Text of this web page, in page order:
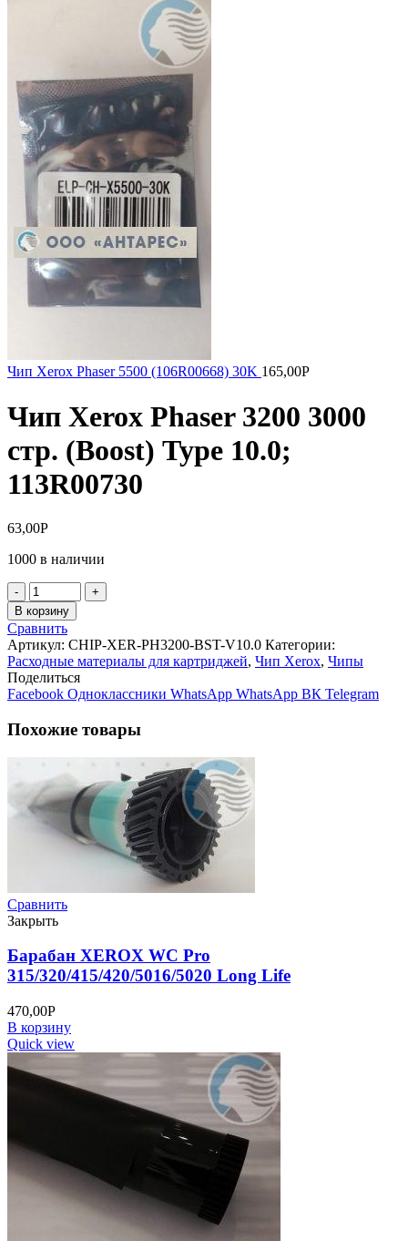
Чип Xerox Phaser 5500 (106R00668) 30K 165,00Р
Чип Xerox Phaser 3200 3000
стр. (Boost) Type 10.0;
113R00730
63,00Р
1000 в наличии
Количество
товара
Чип
Xerox
Phaser
3200
3000
стр.
Type
113R00730
В корзину
Сравнить
Артикул: CHIP-XER-PH3200-BST-V10.0 Категории:
Расходные материалы для картриджей, Чип Xerox, Чипы
Поделиться
Facebook Одноклассники WhatsApp WhatsApp ВК Telegram
Похожие товары
Сравнить
Закрыть
Барабан XEROX WC Pro
315/320/415/420/5016/5020 Long Life
470,00Р
В корзину
Quick view